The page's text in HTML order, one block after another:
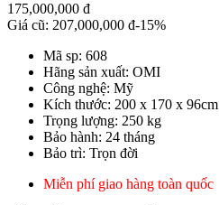
175,000,000 đ
Giá cũ: 207,000,000 đ-15%
Mã sp: 608
Hãng sản xuất: OMI
Công nghệ: Mỹ
Kích thước: 200 x 170 x 96cm
Trọng lượng: 250 kg
Bảo hành: 24 tháng
Bảo trì: Trọn đời
Miễn phí giao hàng toàn quốc